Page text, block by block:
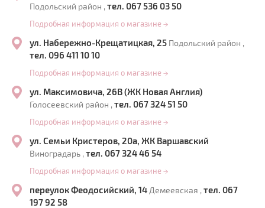
Подольский район , тел. 067 536 03 50
Подробная информация о магазине →
ул. Набережно-Крещатицкая, 25 Подольский район ,
тел. 096 411 10 10
Подробная информация о магазине →
ул. Максимовича, 26В (ЖК Новая Англия)
Голосеевский район , тел. 067 324 51 50
Подробная информация о магазине →
ул. Семьи Кристеров, 20а, ЖК Варшавский
Виноградарь , тел. 067 324 46 54
Подробная информация о магазине →
переулок Феодосийский, 14 Демеевская , тел. 067
197 92 58